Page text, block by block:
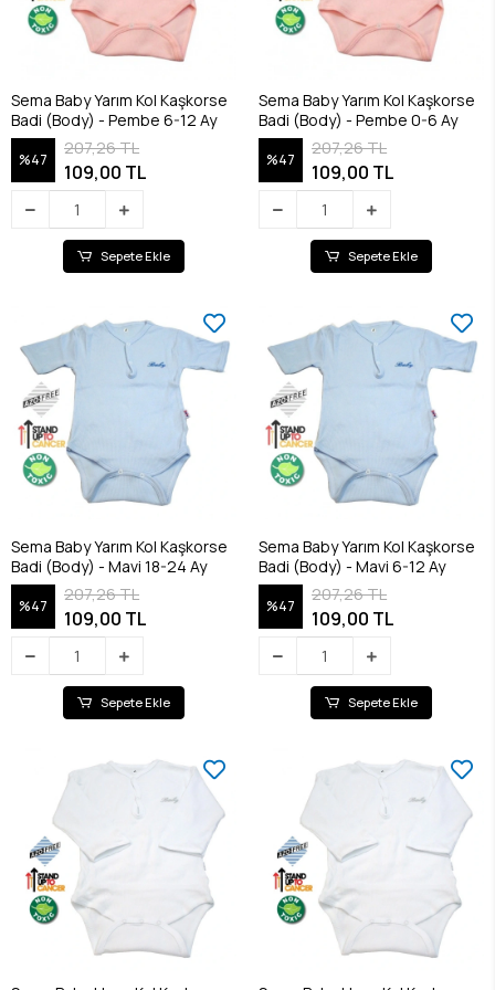
Sema Baby Yarım Kol Kaşkorse
Badi (Body) - Pembe 6-12 Ay
%47
207,26 TL
109,00 TL
Sepete Ekle
Sema Baby Yarım Kol Kaşkorse
Badi (Body) - Pembe 0-6 Ay
%47
207,26 TL
109,00 TL
Sepete Ekle
Sema Baby Yarım Kol Kaşkorse
Badi (Body) - Mavi 18-24 Ay
%47
207,26 TL
109,00 TL
Sepete Ekle
Sema Baby Yarım Kol Kaşkorse
Badi (Body) - Mavi 6-12 Ay
%47
207,26 TL
109,00 TL
Sepete Ekle